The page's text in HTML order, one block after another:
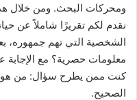
ومحركات البحث. ومن خلال
نقدم لكم تقريرًا شاملاً عن
الشخصية التي تهم جمهوره،
معلومات حصرية؟ مع الإجابة
كنت ممن يطرح سؤال: من هو
الصحيح.